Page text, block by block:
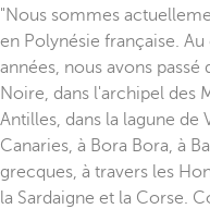
"Nous sommes
en Polynésie française.
années, nous avons
Noire, dans l'archipel des
Antilles, dans la lagune de
Canaries, à Bora Bora, à
grecques, à travers les
la Sardaigne et la Corse.